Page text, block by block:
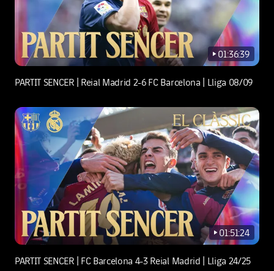
play-new
01:36:39
PARTIT SENCER | Reial Madrid 2-6 FC Barcelona | Lliga 08/09
play-new
01:51:24
PARTIT SENCER | FC Barcelona 4-3 Reial Madrid | Lliga 24/25